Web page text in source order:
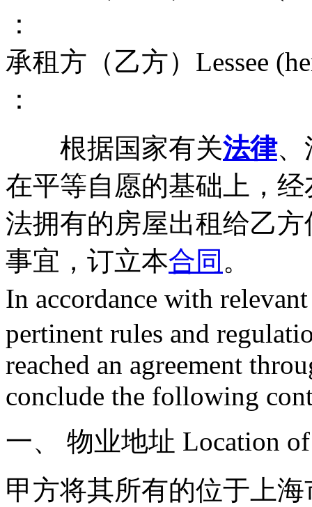
：
承租方（乙方）Lessee
：
根据国家有关法律、
在平等自愿的基础上，
法拥有的房屋出租给乙
事宜，订立本合同 。
In accordance with
pertinent rules and
reached an agreement
conclude the following
一、 物业地址 Location of
甲方将其所有的位于上海